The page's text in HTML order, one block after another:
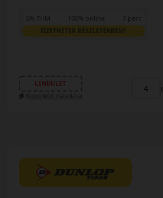
0% THM 100% online 7 perc
FIZETHETEK RÉSZLETEKBEN?
LENDÜLET
Kuponkód másolása